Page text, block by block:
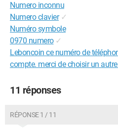
Numero inconnu
Numero clavier ✓
Numéro symbole
0970 numero ✓
Leboncoin ce numéro de
compte. merci de choisir un
11 réponses
RÉPONSE 1 / 11